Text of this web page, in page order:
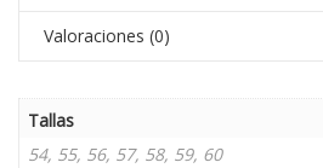
Valoraciones (0)
Tallas
54, 55, 56, 57, 58, 59, 60